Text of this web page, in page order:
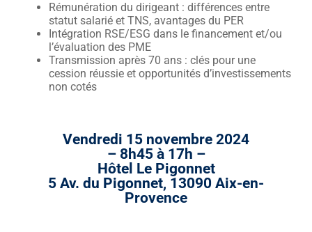
Rémunération du dirigeant : différences entre
statut salarié et TNS, avantages du PER
Intégration RSE/ESG dans le financement et/ou
l’évaluation des PME
Transmission après 70 ans : clés pour une
cession réussie et opportunités d’investissements
non cotés
Vendredi 15 novembre 2024
– 8h45 à 17h –
Hôtel Le Pigonnet
5 Av. du Pigonnet, 13090 Aix-en-
Provence